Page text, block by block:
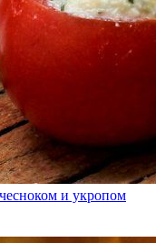
и укропом